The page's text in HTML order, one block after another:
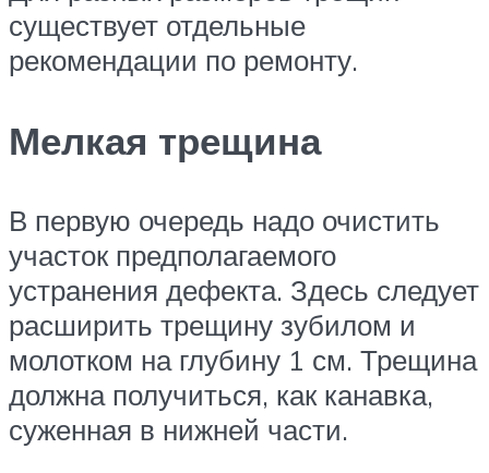
существует отдельные
рекомендации по ремонту.
Мелкая трещина
В первую очередь надо очистить
участок предполагаемого
устранения дефекта. Здесь следует
расширить трещину зубилом и
молотком на глубину 1 см. Трещина
должна получиться, как канавка,
суженная в нижней части.